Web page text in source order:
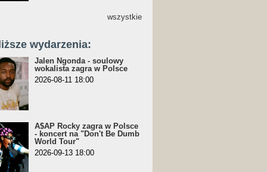
wszystkie
wydarzenia:
Jalen Ngonda - soulowy
wokalista zagra w Polsce
2026-08-11 18:00
A$AP Rocky zagra w Polsce
- koncert na "Don't Be Dumb
World Tour"
2026-09-13 18:00